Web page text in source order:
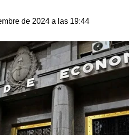
de 2024 a las 19:44